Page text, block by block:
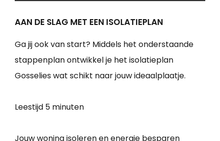
AAN DE SLAG MET EEN ISOLATIEPLAN
Ga jij ook van start? Middels het onderstaande
stappenplan ontwikkel je het isolatieplan
Gosselies wat schikt naar jouw ideaalplaatje.
Leestijd 5 minuten
Jouw woning isoleren en energie besparen